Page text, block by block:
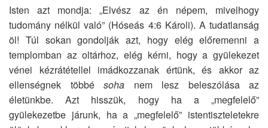
Isten azt mondja: „Elvész az én népem, mivelhogy
tudomány nélkül való” (Hóseás 4:6 Károli). A tudatlanság
öl! Túl sokan gondolják azt, hogy elég előremenni a
templomban az oltárhoz, elég kérni, hogy a gyülekezet
vénei kézrátétellel imádkozzanak értünk, és akkor az
ellenségnek többé soha nem lesz beleszólása az
életünkbe. Azt hisszük, hogy ha a „megfelelő”
gyülekezetbe járunk, ha a „megfelelő” istentiszteletekre